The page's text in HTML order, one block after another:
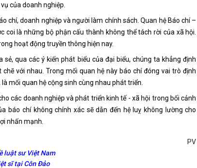
của doanh nghiệp.
chí, doanh nghiệp và người làm chính sách. Quan hệ Báo chí –
coi là những bộ phận cấu thành không thể tách rời của xã hội.
hoạt động truyền thông hiện nay.
sẻ, qua các ý kiến phát biểu của đại biểu, chúng ta khẳng định
với nhau. Trong mối quan hệ này báo chí đóng vai trò định
mối quan hệ cộng sinh cùng nhau phát triển.
các doanh nghiệp và phát triển kinh tế - xã hội trong bối cảnh
báo chí không chính xác sẽ dẫn đến hệ luỵ không lường cho
nhấn mạnh.
PV
luật sư Việt Nam
sĩ tại Côn Đảo